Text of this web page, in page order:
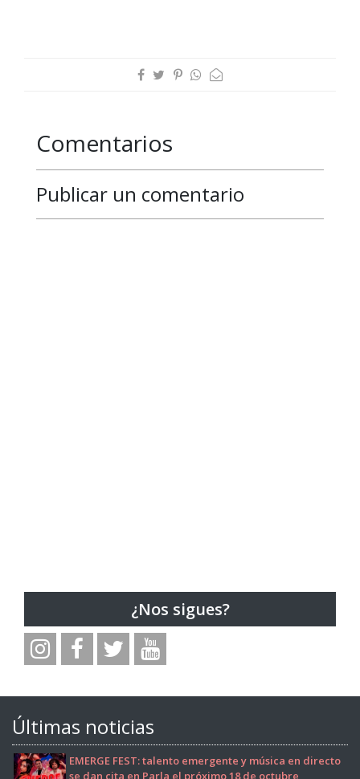
Comentarios
Publicar un comentario
¿Nos sigues?
Últimas noticias
EMERGE FEST: talento emergente y música en directo
se dan cita en Parla el próximo 18 de octubre